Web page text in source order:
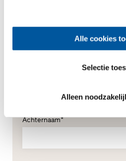
Alle cookies
Selectie
Alleen
Uw persoonlijke gegevens
Achternaam*